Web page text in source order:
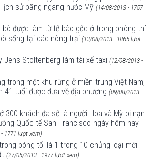
sử băng ngang nước Mỹ (14/08/2013 - 1757
bò được làm từ tế bào gốc ở trong phòng thí
sống tại các nông trại (13/08/2013 - 1865 lượt
Jens Stoltenberg làm tài xế taxi (12/08/2013 -
trong một khu rừng ở miền trung Việt Nam,
41 tuổi được đưa về địa phương (09/08/2013 -
300 khách đa số là người Hoa và Mỹ bị nạn
Quốc tế San Francisco ngày hôm nay
1771 lượt xem)
bóng tối là 1 trong 10 chủng loại mới
(27/05/2013 - 1977 lượt xem)